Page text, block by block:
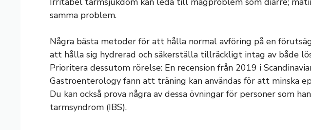
samma problem.
Några bästa metoder för att hålla normal avföring på en
att hålla sig hydrerad och säkerställa tillräckligt intag av både
Prioritera dessutom rörelse: En recension från 2019 i
Gastroenterology fann att träning kan användas för att minska
Du kan också prova några av dessa övningar för personer som
tarmsyndrom (IBS).